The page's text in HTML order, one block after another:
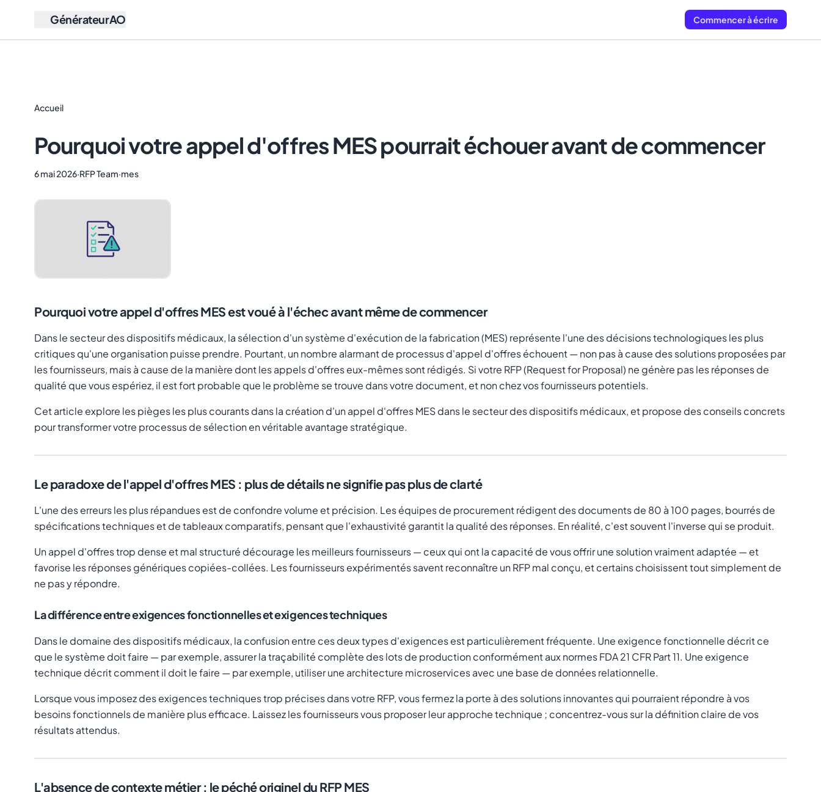
GénérateurAO Commencer à écrire
Accueil
Pourquoi votre appel d'offres MES pourrait échouer avant de commencer
6 mai 2026·RFP Team·mes
Pourquoi votre appel d'offres MES est voué à l'échec avant même de commencer
Dans le secteur des dispositifs médicaux, la sélection d'un système d'exécution de la fabrication (MES) représente l'une des décisions technologiques les plus
critiques qu'une organisation puisse prendre. Pourtant, un nombre alarmant de processus d'appel d'offres échouent — non pas à cause des solutions proposées par
les fournisseurs, mais à cause de la manière dont les appels d'offres eux-mêmes sont rédigés. Si votre RFP (Request for Proposal) ne génère pas les réponses de
qualité que vous espériez, il est fort probable que le problème se trouve dans votre document, et non chez vos fournisseurs potentiels.
Cet article explore les pièges les plus courants dans la création d'un appel d'offres MES dans le secteur des dispositifs médicaux, et propose des conseils concrets
pour transformer votre processus de sélection en véritable avantage stratégique.
Le paradoxe de l'appel d'offres MES : plus de détails ne signifie pas plus de clarté
L'une des erreurs les plus répandues est de confondre volume et précision. Les équipes de procurement rédigent des documents de 80 à 100 pages, bourrés de
spécifications techniques et de tableaux comparatifs, pensant que l'exhaustivité garantit la qualité des réponses. En réalité, c'est souvent l'inverse qui se produit.
Un appel d'offres trop dense et mal structuré décourage les meilleurs fournisseurs — ceux qui ont la capacité de vous offrir une solution vraiment adaptée — et
favorise les réponses génériques copiées-collées. Les fournisseurs expérimentés savent reconnaître un RFP mal conçu, et certains choisissent tout simplement de
ne pas y répondre.
La différence entre exigences fonctionnelles et exigences techniques
Dans le domaine des dispositifs médicaux, la confusion entre ces deux types d'exigences est particulièrement fréquente. Une exigence fonctionnelle décritce
que le système doit faire — par exemple, assurer la traçabilité complète des lots de production conformément aux normes FDA 21 CFR Part 11. Une exigence
technique décritcomment il doit le faire — par exemple, utiliser une architecture microservices avec une base de données relationnelle.
Lorsque vous imposez des exigences techniques trop précises dans votre RFP, vous fermez la porte à des solutions innovantes qui pourraient répondre à vos
besoins fonctionnels de manière plus efficace. Laissez les fournisseurs vous proposer leur approche technique ; concentrez-vous sur la définition claire de vos
résultats attendus.
L'absence de contexte métier : le péché originel du RFP MES